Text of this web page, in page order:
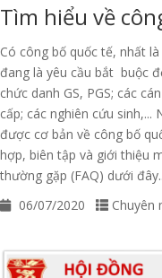
Tìm hiểu về
Có công bố quốc tế, nhất
đang là yêu cầu bắt buộc
chức danh GS, PGS; các
cấp; các nghiên cứu sinh,...
được cơ bản về công bố
hợp, biên tập và giới thiệu
thường gặp (FAQ) dưới
06/07/2020
Chuyên